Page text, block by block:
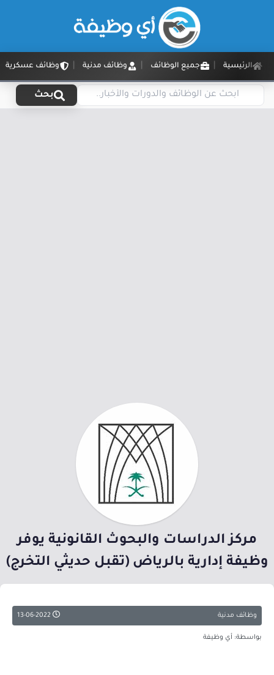
الرئيسية جميع الوظائف وظائف مدنية وظائف عسكرية
بحث
مركز الدراسات والبحوث القانونية يوفر
وظيفة إدارية بالرياض (تقبل حديثي التخرج)
وظائف مدنية
بواسطة: أي وظيفة